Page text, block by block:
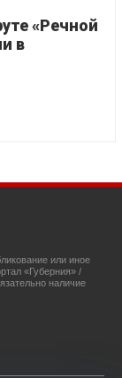
«Речной
в
или иное
«Губерния» /
наличие